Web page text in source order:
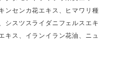
ンセンカ花エキス、ヒマワリ種
シスツスライダニフェルスエキ
キス、イランイラン花油、ニュ